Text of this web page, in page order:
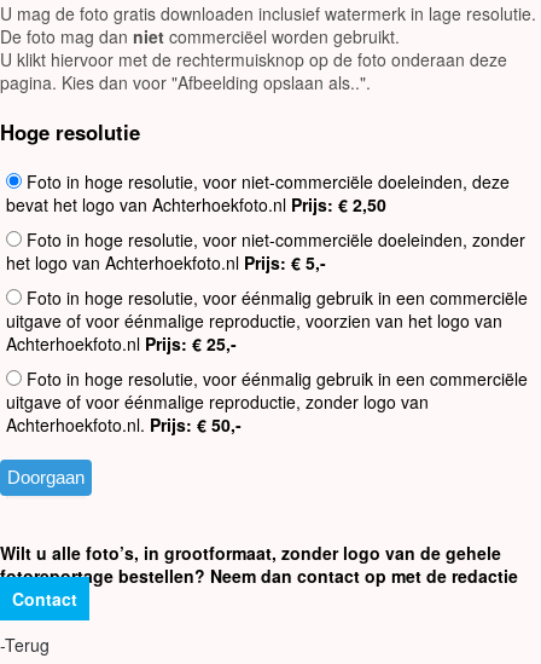
U mag de foto gratis downloaden inclusief watermerk in lage resolutie.
De foto mag dan niet commerciëel worden gebruikt.
U klikt hiervoor met de rechtermuisknop op de foto onderaan deze
pagina. Kies dan voor "Afbeelding opslaan als..".
Hoge resolutie
Foto in hoge resolutie, voor niet-commerciële doeleinden, deze
bevat het logo van Achterhoekfoto.nl Prijs: € 2,50
Foto in hoge resolutie, voor niet-commerciële doeleinden, zonder
het logo van Achterhoekfoto.nl Prijs: € 5,-
Foto in hoge resolutie, voor éénmalig gebruik in een commerciële
uitgave of voor éénmalige reproductie, voorzien van het logo van
Achterhoekfoto.nl Prijs: € 25,-
Foto in hoge resolutie, voor éénmalig gebruik in een commerciële
uitgave of voor éénmalige reproductie, zonder logo van
Achterhoekfoto.nl. Prijs: € 50,-
Wilt u alle foto’s, in grootformaat, zonder logo van de gehele
fotoreportage bestellen? Neem dan contact op met de redactie
Contact
-Terug